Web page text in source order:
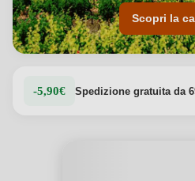
Scopri la
-5,90€ Spedizione gratuita da